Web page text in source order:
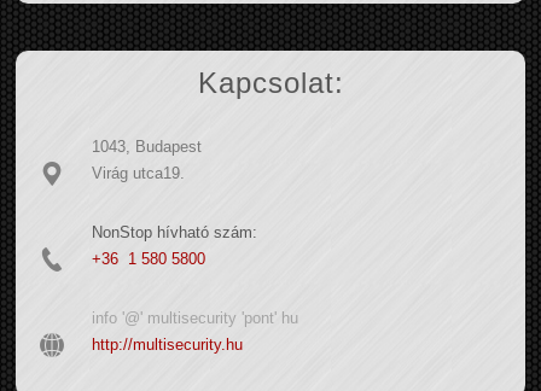
Kapcsolat:
1043, Budapest
Virág utca19.
NonStop hívható szám:
+36 1 580 5800
info '@' multisecurity 'pont' hu
http://multisecurity.hu